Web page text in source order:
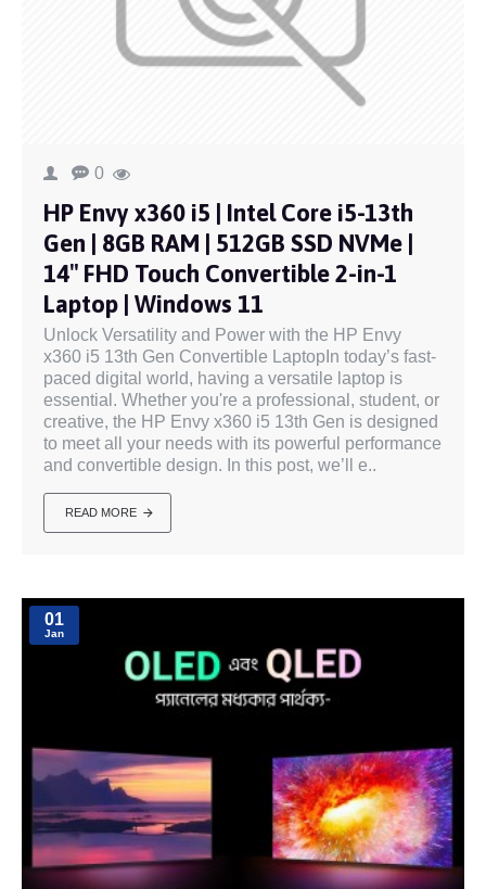
0
HP Envy x360 i5 | Intel Core i5-13th
Gen | 8GB RAM | 512GB SSD NVMe |
14″ FHD Touch Convertible 2-in-1
Laptop | Windows 11
Unlock Versatility and Power with the HP Envy
x360 i5 13th Gen Convertible LaptopIn today’s fast-
paced digital world, having a versatile laptop is
essential. Whether you're a professional, student, or
creative, the HP Envy x360 i5 13th Gen is designed
to meet all your needs with its powerful performance
and convertible design. In this post, we’ll e..
READ MORE
01
Jan